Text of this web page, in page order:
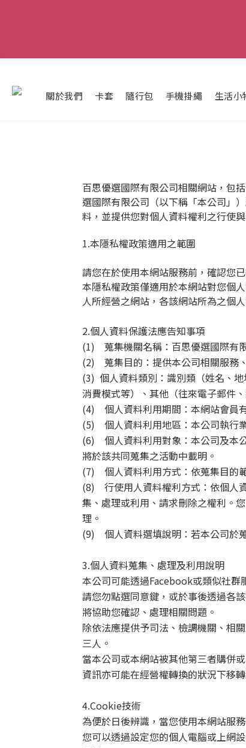
關於我們 卡套 隨行包 手機掛繩 生活小
百思優選國際有限公司相關網站，包
選國際有限公司（以下稱「本公司」
料，並提供您對個人資料權利之行使
1.本隱私權政策適用之範圍
請您在於使用本網站服務前，確認您
本隱私權政策僅適用於本網站對您個
人所經營之網站，各該網站所為之個
2.個人資料保護法應告知事項
(1) 蒐集機關名稱：百思優選國際有
(2) 蒐集目的：提供本公司相關服務
(3) 個人資料類別：識別類（姓名、
消費模式等）、其他（往來電子郵件
(4) 個人資料利用期間：本網站會員
(5) 個人資料利用地區：本公司執行
(6) 個人資料利用對象：本公司及本
將於該共同蒐集之活動中載明。
(7) 個人資料利用方式：依蒐集目的
(8) 行使用人資料權利方式：依個人
集、處理或利用、請求刪除之權利。
理。
(9) 個人資料選填說明：若本公司於
3.個人資料蒐集、處理及利用說明
本公司可能透過Facebook或類似社群
請您勿點選同意鍵，或於事後透過各
將協助您確認、處理相關問題。
除依法應提供予司法、檢調機關、相
三人。
當本公司或本網站被其他第三者購併
資訊亦可能在經營權轉換的狀況下移
4.Cookie技術
為便於日後辨識，當您使用本網站服
您可以透過設定您的個人電腦或上網